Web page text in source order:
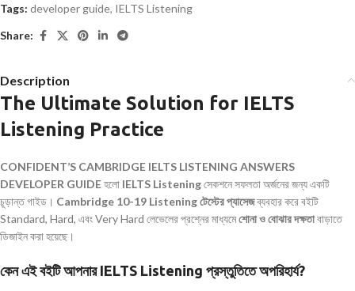
Tags: developer guide, IELTS Listening
Share:
Description
The Ultimate Solution for IELTS
Listening Practice
CONFIDENT’S CAMBRIDGE IELTS LISTENING ANSWERS
DEVELOPER GUIDEহলো IELTS Listeningসেকশনে সফলতা অর্জনের জন্য একটি
চূড়ান্ত গাইড। Cambridge 10-19 Listening টেস্টের প্যাসেজব্যবহার করে বইটি
Standard, Hard, এবং Very Hard লেভেলের প্রশ্নের মাধ্যমেশোনা ও বোঝার দক্ষতাবাড়াতে
ডিজাইন করা হয়েছে।
কেন এই বইটি আপনার IELTS Listening প্রস্তুতিতে অপরিহার্য?